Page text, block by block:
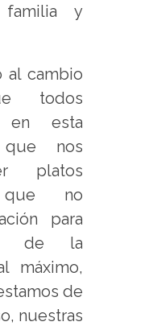
y
al cambio
todos
en esta
que nos
platos
no
para
de la
máximo,
de
nuestras